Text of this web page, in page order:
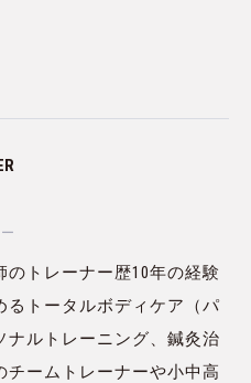
トレーナー歴10年の経験
るトータルボディケア（パ
ナルトレーニング、鍼灸治
ームトレーナーや小中高